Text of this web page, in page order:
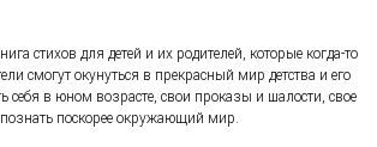
стихов для детей и их родителей, которые когда-то
смогут окунуться в прекрасный мир детства и его
себя в юном возрасте, свои проказы и шалости, свое
поскорее окружающий мир.